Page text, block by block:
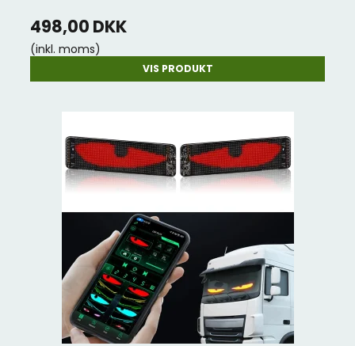
498,00 DKK
(inkl. moms)
VIS PRODUKT